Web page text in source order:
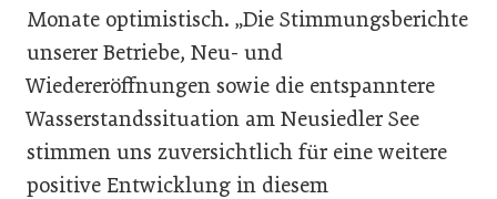
Monate optimistisch. „Die Stimmungsberichte
unserer Betriebe, Neu- und
Wiedereröffnungen sowie die entspanntere
Wasserstandssituation am Neusiedler See
stimmen uns zuversichtlich für eine weitere
positive Entwicklung in diesem